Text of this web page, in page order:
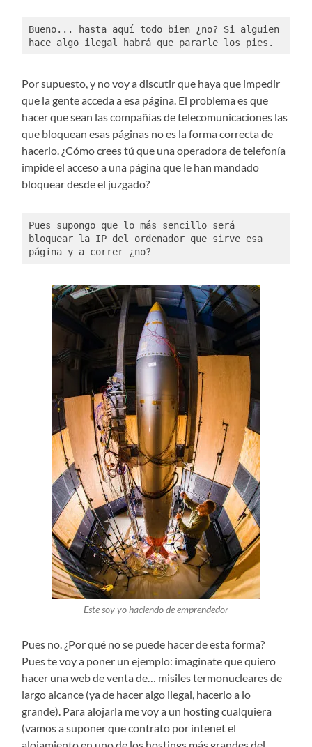
Bueno... hasta aquí todo bien ¿no? Si alguien
hace algo ilegal habrá que pararle los pies.
Por supuesto, y no voy a discutir que haya que impedir
que la gente acceda a esa página. El problema es que
hacer que sean las compañías de telecomunicaciones las
que bloquean esas páginas no es la forma correcta de
hacerlo. ¿Cómo crees tú que una operadora de telefonía
impide el acceso a una página que le han mandado
bloquear desde el juzgado?
Pues supongo que lo más sencillo será
bloquear la IP del ordenador que sirve esa
página y a correr ¿no?
Este soy yo haciendo de emprendedor
Pues no. ¿Por qué no se puede hacer de esta forma?
Pues te voy a poner un ejemplo: imagínate que quiero
hacer una web de venta de… misiles termonucleares de
largo alcance (ya de hacer algo ilegal, hacerlo a lo
grande). Para alojarla me voy a un hosting cualquiera
(vamos a suponer que contrato por intenet el